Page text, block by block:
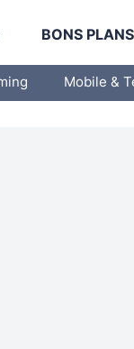
BONS PLANS
Mobile &